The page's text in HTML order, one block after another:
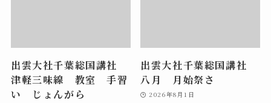
出雲大社千葉総国講社
津軽三味線 教室 手習
い じょんがら
出雲大社千葉総国講社
八月 月始祭さ
2026年8月1日